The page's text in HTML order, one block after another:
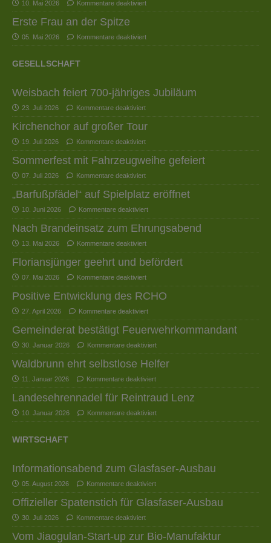
10. Mai 2026 Kommentare deaktiviert
Erste Frau an der Spitze
05. Mai 2026 Kommentare deaktiviert
GESELLSCHAFT
Weisbach feiert 700-jähriges Jubiläum
23. Juli 2026 Kommentare deaktiviert
Kirchenchor auf großer Tour
19. Juli 2026 Kommentare deaktiviert
Sommerfest mit Fahrzeugweihe gefeiert
07. Juli 2026 Kommentare deaktiviert
„Barfußpfädel“ auf Spielplatz eröffnet
10. Juni 2026 Kommentare deaktiviert
Nach Brandeinsatz zum Ehrungsabend
13. Mai 2026 Kommentare deaktiviert
Floriansjünger geehrt und befördert
07. Mai 2026 Kommentare deaktiviert
Positive Entwicklung des RCHO
27. April 2026 Kommentare deaktiviert
Gemeinderat bestätigt Feuerwehrkommandant
30. Januar 2026 Kommentare deaktiviert
Waldbrunn ehrt selbstlose Helfer
11. Januar 2026 Kommentare deaktiviert
Landesehrennadel für Reintraud Lenz
10. Januar 2026 Kommentare deaktiviert
WIRTSCHAFT
Informationsabend zum Glasfaser-Ausbau
05. August 2026 Kommentare deaktiviert
Offizieller Spatenstich für Glasfaser-Ausbau
30. Juli 2026 Kommentare deaktiviert
Vom Jiaogulan-Start-up zur Bio-Manufaktur